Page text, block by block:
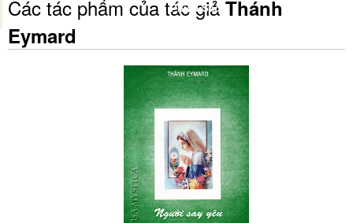
Phiếu Sách
Các tác phẩm của tác giả Thánh
Eymard